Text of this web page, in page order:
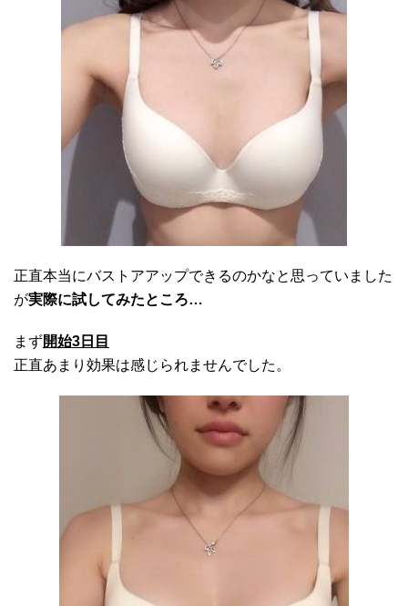
正直本当にバストアアップできるのかなと思っていました
が実際に試してみたところ…
まず開始3日目
正直あまり効果は感じられませんでした。